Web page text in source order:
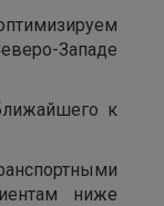
Западе
к
ниже